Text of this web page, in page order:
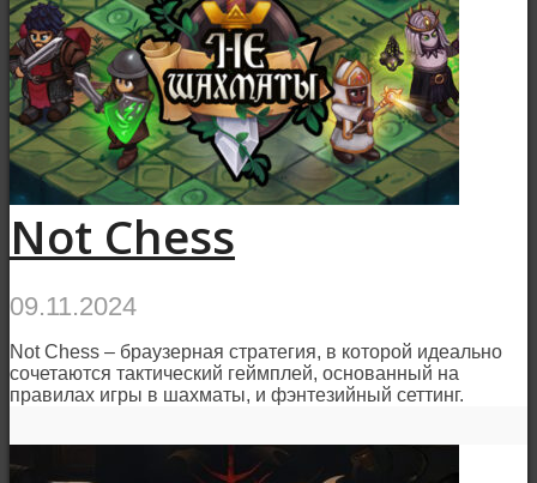
Not Chess
09.11.2024
Not Chess – браузерная стратегия, в которой идеально
сочетаются тактический геймплей, основанный на
правилах игры в шахматы, и фэнтезийный сеттинг.